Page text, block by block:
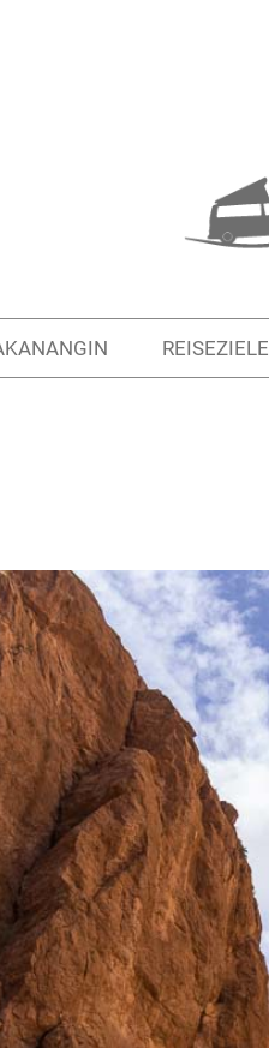
REISEZIELE